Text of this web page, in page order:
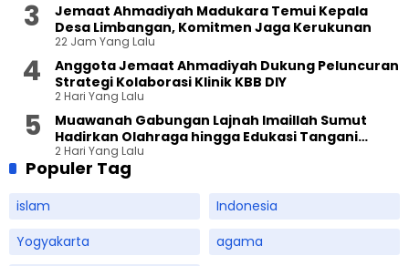
Jemaat Ahmadiyah Madukara Temui Kepala
Desa Limbangan, Komitmen Jaga Kerukunan
22 Jam Yang Lalu
Anggota Jemaat Ahmadiyah Dukung Peluncuran
Strategi Kolaborasi Klinik KBB DIY
2 Hari Yang Lalu
Muawanah Gabungan Lajnah Imaillah Sumut
Hadirkan Olahraga hingga Edukasi Tangani
Sampah
2 Hari Yang Lalu
Populer Tag
islam
Indonesia
Yogyakarta
agama